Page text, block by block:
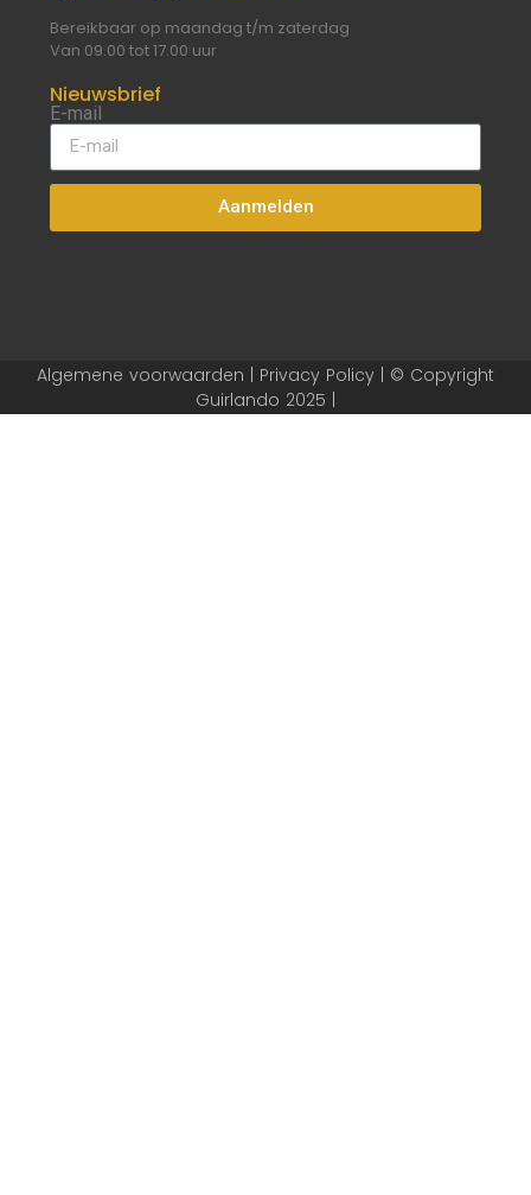
Bereikbaar op maandag t/m zaterdag
Van 09.00 tot 17.00 uur
Nieuwsbrief
E-mail
Aanmelden
Algemene voorwaarden | Privacy Policy | © Copyright
Guirlando 2025 |